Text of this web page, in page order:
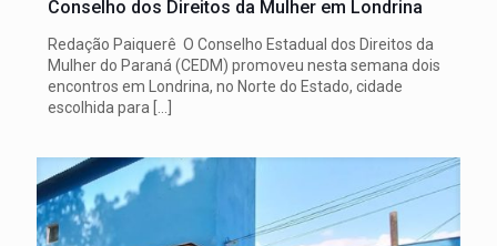
Conselho dos Direitos da Mulher em Londrina
Redação Paiquerê O Conselho Estadual dos Direitos da
Mulher do Paraná (CEDM) promoveu nesta semana dois
encontros em Londrina, no Norte do Estado, cidade
escolhida para